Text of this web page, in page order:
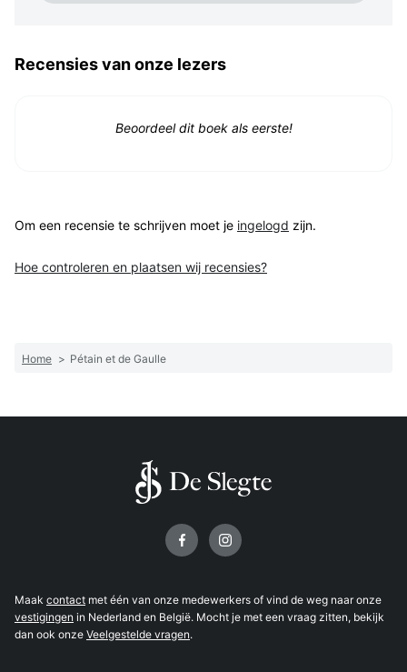
Recensies van onze lezers
Beoordeel dit boek als eerste!
Om een recensie te schrijven moet je ingelogd zijn.
Hoe controleren en plaatsen wij recensies?
Home > Pétain et de Gaulle
Maak contact met één van onze medewerkers of vind de weg naar onze
vestigingen in Nederland en België. Mocht je met een vraag zitten, bekijk
dan ook onze Veelgestelde vragen.